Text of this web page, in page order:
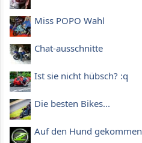
Miss POPO Wahl
Chat-ausschnitte
Ist sie nicht hübsch? :q
Die besten Bikes...
Auf den Hund gekommen